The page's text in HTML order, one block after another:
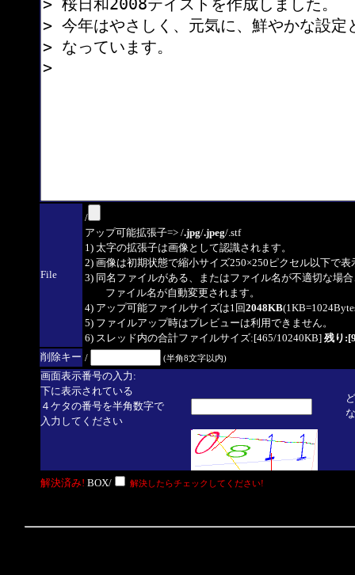
File
/
アップ可能拡張子=> /.jpg/.jpeg/.stf
1) 太字の拡張子は画像として認識されます。
2) 画像は初期状態で縮小サイズ250×250ピクセル以下で表
3) 同名ファイルがある、またはファイル名が不適切な場
ファイル名が自動変更されます。
4) アップ可能ファイルサイズは1回2048KB
5) ファイルアップ時はプレビューは利用できません。
6) スレッド内の合計ファイルサイズ:[465/10240KB] 残り
削除キー / (半角8文字以内)
画面表示番号の入力:
下に表示されている
４ケタの番号を半角数字で
入力してください
解決済み! BOX/ 解決したらチェックしてください!